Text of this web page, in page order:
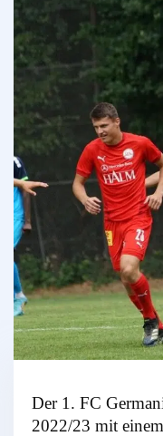
Der 1. FC
2022/23 mit